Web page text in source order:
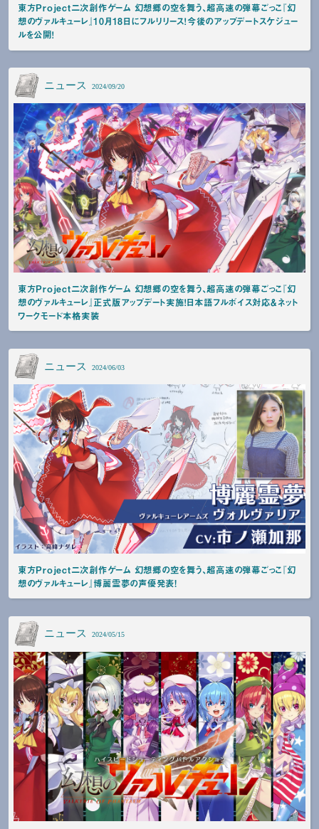
東方Project二次創作ゲーム 幻想郷の空を舞う、超高速の弾幕ごっこ『幻
想のヴァルキューレ』10月18日にフルリリース！今後のアップデートスケジュー
ルを公開！
ニュース 2024/09/20
東方Project二次創作ゲーム 幻想郷の空を舞う、超高速の弾幕ごっこ『幻
想のヴァルキューレ』正式版アップデート実施！日本語フルボイス対応＆ネット
ワークモード本格実装
ニュース 2024/06/03
東方Project二次創作ゲーム 幻想郷の空を舞う、超高速の弾幕ごっこ『幻
想のヴァルキューレ』博麗霊夢の声優発表!
ニュース 2024/05/15